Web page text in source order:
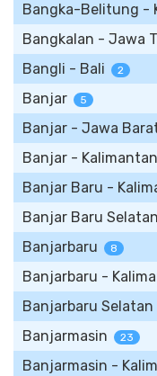
Bangka-Belitung -
Bangkalan - Jawa
Bangli - Bali 2
Banjar 5
Banjar - Jawa
Banjar -
Banjar Baru -
Banjar Baru
Banjarbaru 8
Banjarbaru -
Banjarbaru
Banjarmasin 23
Banjarmasin -